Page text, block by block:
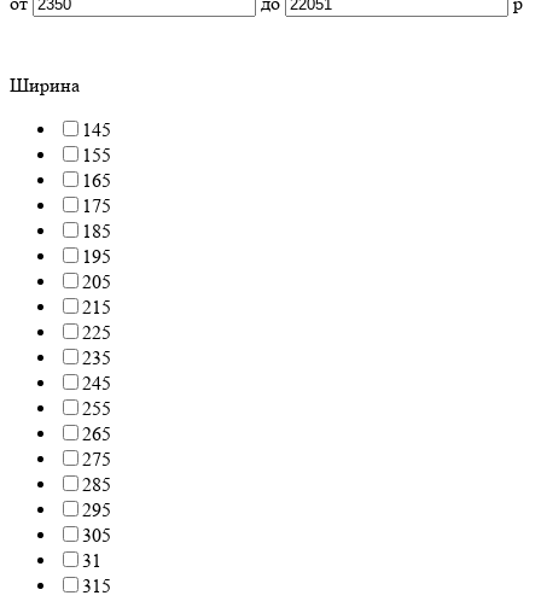
Ширина
145
155
165
175
185
195
205
215
225
235
245
255
265
275
285
295
305
31
315